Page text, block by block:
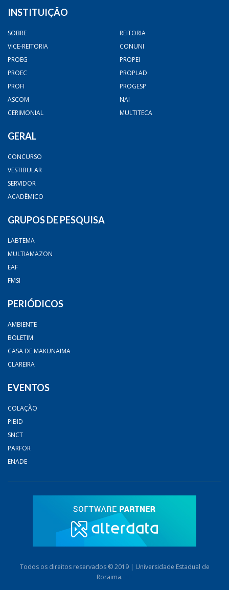
INSTITUIÇÃO
SOBRE
REITORIA
VICE-REITORIA
CONUNI
PROEG
PROPEI
PROEC
PROPLAD
PROFI
PROGESP
ASCOM
NAI
CERIMONIAL
MULTITECA
GERAL
CONCURSO
VESTIBULAR
SERVIDOR
ACADÊMICO
GRUPOS DE PESQUISA
LABTEMA
MULTIAMAZON
EAF
FMSI
PERIÓDICOS
AMBIENTE
BOLETIM
CASA DE MAKUNAIMA
CLAREIRA
EVENTOS
COLAÇÃO
PIBID
SNCT
PARFOR
ENADE
Todos os direitos reservados © 2019 | Universidade Estadual de
Roraima.